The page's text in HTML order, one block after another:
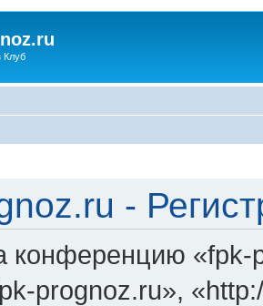
Клуб
-
конференцию
prognoz.ru»,